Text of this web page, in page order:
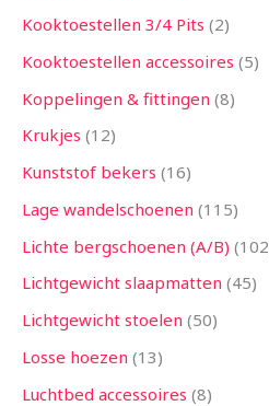
Kooktoestellen 3/4 Pits 2
Kooktoestellen accessoires 5
Koppelingen & fittingen 8
Krukjes 12
Kunststof bekers 16
Lage wandelschoenen 115
Lichte bergschoenen (A/B) 102
Lichtgewicht slaapmatten 45
Lichtgewicht stoelen 50
Losse hoezen 13
Luchtbed accessoires 8